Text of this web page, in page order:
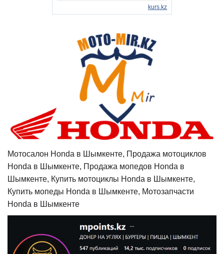
Мотосалон Honda в Шымкенте, Продажа мотоциклов
Honda в Шымкенте, Продажа мопедов Honda в
Шымкенте, Купить мотоциклы Honda в Шымкенте,
Купить мопеды Honda в Шымкенте, Мотозапчасти
Honda в Шымкенте